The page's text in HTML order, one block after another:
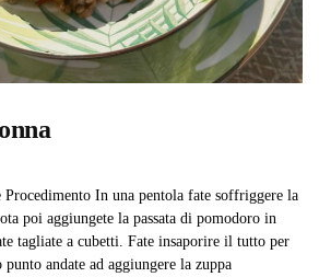
In una pentola fate soffriggere la
poi aggiungete la passata di pomodoro in
tagliate a cubetti. Fate insaporire il tutto per
andate ad aggiungere la zuppa